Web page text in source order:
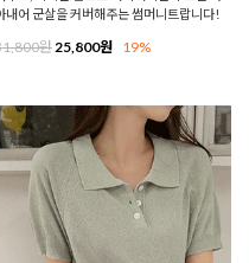
내어 군살을 커버해주는 썸머니트랍니다!
원25,800원 19%